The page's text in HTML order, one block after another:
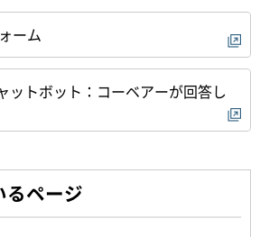
ーム
ットボット：コーベアーが回答し
るページ